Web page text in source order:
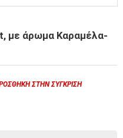
με άρωμα Καραμέλα-
ΣΤΗΝ ΣΎΓΚΡΙΣΗ